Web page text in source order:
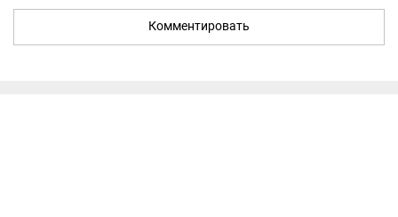
Комментировать